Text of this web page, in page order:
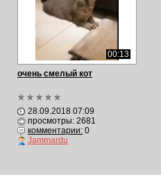
00:13
очень смелый кот
28.09.2018 07:09
просмотры: 2681
комментарии:0
Jammardu